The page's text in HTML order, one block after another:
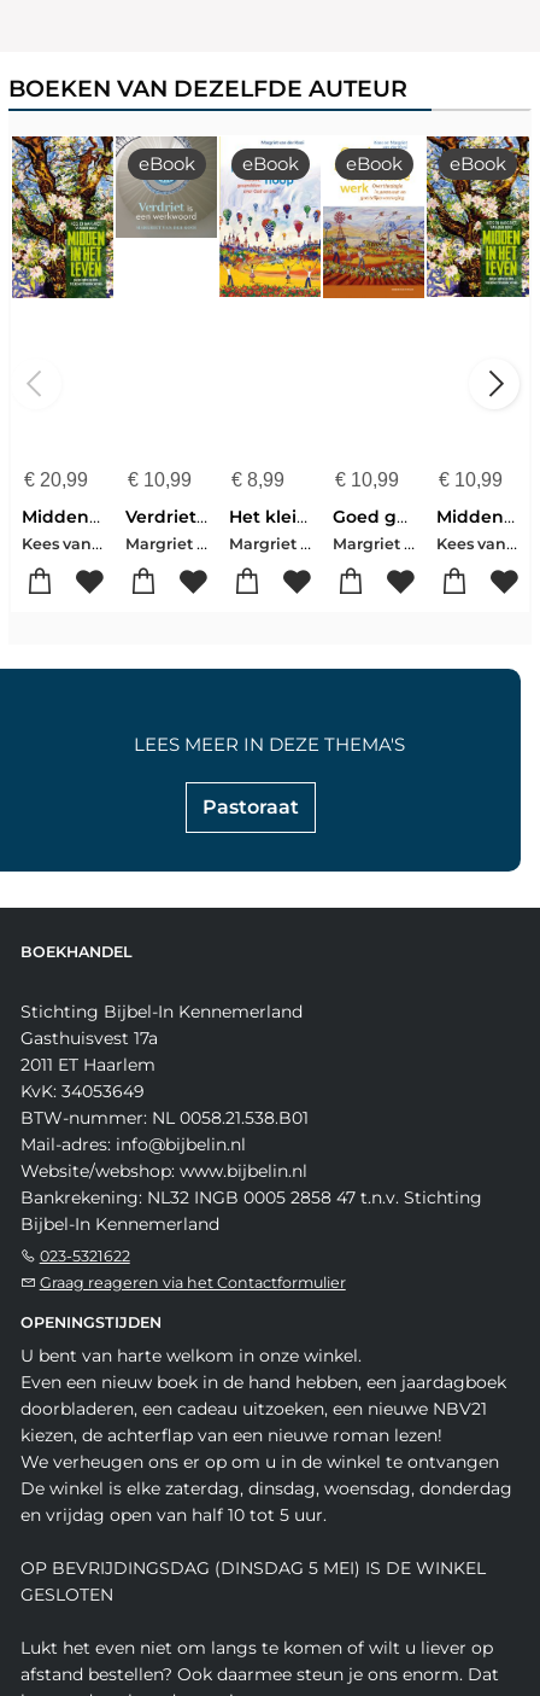
BOEKEN VAN DEZELFDE AUTEUR
€20,99
Midden in het leven
Kees van der Kooi-Margriet van der Kooi
€10,99
eBook
Verdriet is een werkwoord
Margriet van der Kooi
€ 8,99
eBook
Het kleine meisje van de hoop
Margriet van der Kooi
€ 10,99
eBook
Goed gereedschap is het halve werk
Margriet van der Kooi-Kees van der Kooi
€ 10,99
eBook
Midden in het leven
Kees van der Kooi-Margriet van der Kooi
Pastoraat
LEES MEER IN DEZE THEMA'S
BOEKHANDEL
Stichting Bijbel-In Kennemerland
Gasthuisvest 17a
2011 ET Haarlem
KvK: 34053649
BTW-nummer: NL 0058.21.538.B01
Mail-adres: info@bijbelin.nl
Website/webshop: www.bijbelin.nl
Bankrekening: NL32 INGB 0005 2858 47 t.n.v. Stichting
Bijbel-In Kennemerland
023-5321622
Graag reageren via het Contactformulier
OPENINGSTIJDEN
U bent van harte welkom in onze winkel.
Even een nieuw boek in de hand hebben, een jaardagboek
doorbladeren, een cadeau uitzoeken, een nieuwe NBV21
kiezen, de achterflap van een nieuwe roman lezen!
We verheugen ons er op om u in de winkel te ontvangen
De winkel is elke zaterdag, dinsdag, woensdag, donderdag
en vrijdag open van half 10 tot 5 uur.
OP BEVRIJDINGSDAG (DINSDAG 5 MEI) IS DE WINKEL
GESLOTEN
Lukt het even niet om langs te komen of wilt u liever op
afstand bestellen? Ook daarmee steun je ons enorm. Dat